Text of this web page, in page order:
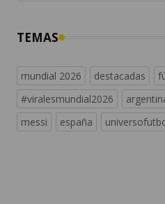
TEMAS
mundial 2026 destacadas
#viralesmundial2026
messi
españa